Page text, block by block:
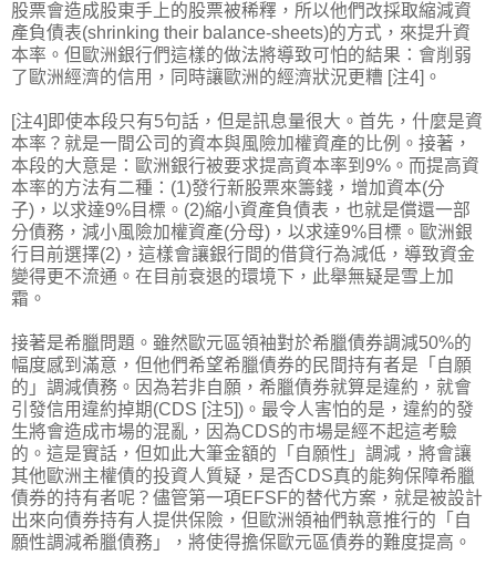
股票會造成股東手上的股票被稀釋，所以他們改採取縮減資
產負債表(shrinking their balance-sheets)的方式，來提升資
本率。但歐洲銀行們這樣的做法將導致可怕的結果：會削弱
了歐洲經濟的信用，同時讓歐洲的經濟狀況更糟 [注4]。
[注4]即使本段只有5句話，但是訊息量很大。首先，什麼是資
本率？就是一間公司的資本與風險加權資產的比例。接著，
本段的大意是：歐洲銀行被要求提高資本率到9%。而提高資
本率的方法有二種：(1)發行新股票來籌錢，增加資本(分
子)，以求達9%目標。(2)縮小資產負債表，也就是償還一部
分債務，減小風險加權資產(分母)，以求達9%目標。歐洲銀
行目前選擇(2)，這樣會讓銀行間的借貸行為減低，導致資金
變得更不流通。在目前衰退的環境下，此舉無疑是雪上加
霜。
接著是希臘問題。雖然歐元區領袖對於希臘債券調減50%的
幅度感到滿意，但他們希望希臘債券的民間持有者是「自願
的」調減債務。因為若非自願，希臘債券就算是違約，就會
引發信用違約掉期(CDS [注5])。最令人害怕的是，違約的發
生將會造成市場的混亂，因為CDS的市場是經不起這考驗
的。這是實話，但如此大筆金額的「自願性」調減，將會讓
其他歐洲主權債的投資人質疑，是否CDS真的能夠保障希臘
債券的持有者呢？儘管第一項EFSF的替代方案，就是被設計
出來向債券持有人提供保險，但歐洲領袖們執意推行的「自
願性調減希臘債務」，將使得擔保歐元區債券的難度提高。